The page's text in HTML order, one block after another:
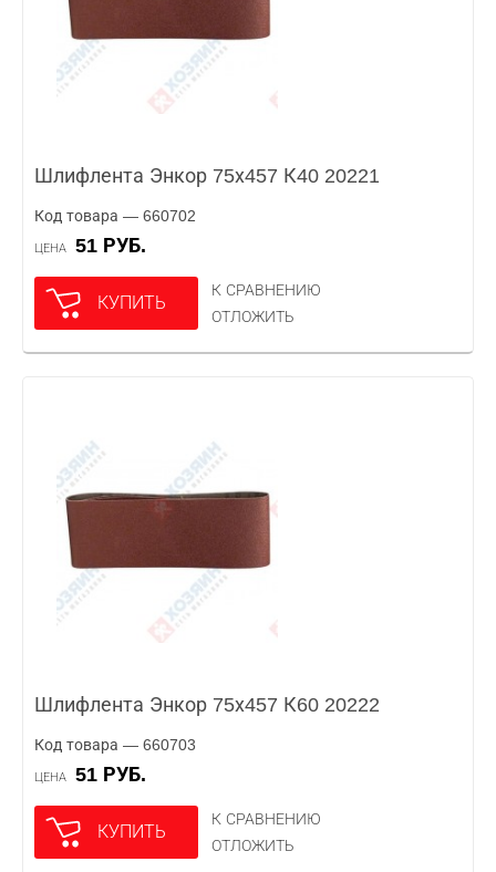
Шлифлента Энкор 75х457 К40 20221
Код товара — 660702
ЦЕНА 51 РУБ.
КУПИТЬ
К СРАВНЕНИЮ
ОТЛОЖИТЬ
Шлифлента Энкор 75х457 К60 20222
Код товара — 660703
ЦЕНА 51 РУБ.
КУПИТЬ
К СРАВНЕНИЮ
ОТЛОЖИТЬ